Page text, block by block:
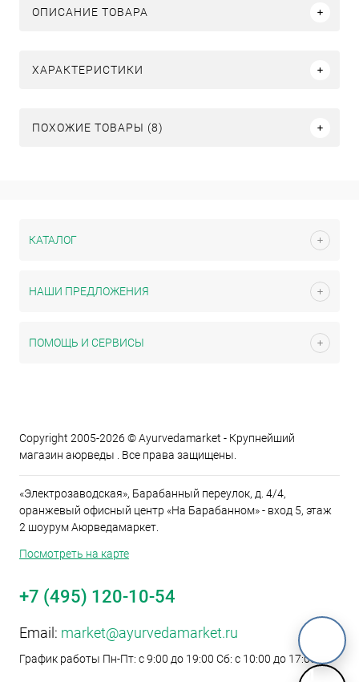
M
ОПИСАНИЕ ТОВАРА
ХАРАКТЕРИСТИКИ
ПОХОЖИЕ ТОВАРЫ (8)
КАТАЛОГ
НАШИ ПРЕДЛОЖЕНИЯ
ПОМОЩЬ И СЕРВИСЫ
Copyright 2005-2026 © Ayurvedamarket - Крупнейший
магазин аюрведы . Все права защищены.
«Электрозаводская», Барабанный переулок, д. 4/4,
оранжевый офисный центр «На Барабанном» - вход 5, этаж
2 шоурум Аюрведамаркет.
Посмотреть на карте
+7 (495) 120-10-54
Email: market@ayurvedamarket.ru
График работы Пн-Пт: с 9:00 до 19:00 Сб: с 10:00 до 17:00